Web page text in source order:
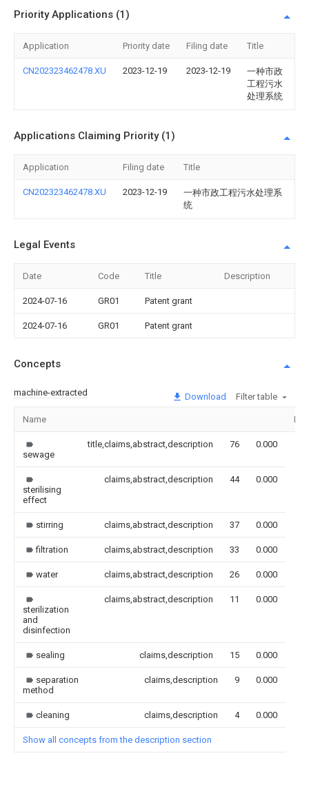
Priority Applications (1)
Application Priority date Filing date Title
CN202323462478.XU 2023-12-19 2023-12-19
一种市政
工程污水
处理系统
Applications Claiming Priority (1)
Application Filing date Title
CN202323462478.XU 2023-12-19
一种市政工程污水处理系
统
Legal Events
Date Code Title Description
2024-07-16 GR01 Patent grant
2024-07-16 GR01 Patent grant
Concepts
machine-extracted Download Filter table
Name
sewage
title,claims,abstract,description 76 0.000
sterilising
effect
claims,abstract,description 44 0.000
stirring claims,abstract,description 37 0.000
filtration claims,abstract,description 33 0.000
water claims,abstract,description 26 0.000
sterilization
and
disinfection
claims,abstract,description 11 0.000
sealing claims,description 15 0.000
separation
method
claims,description 9 0.000
cleaning claims,description 4 0.000
Show all concepts from the description section